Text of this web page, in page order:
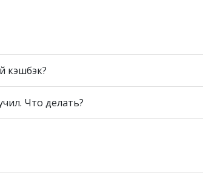
кэшбэк?
Что делать?